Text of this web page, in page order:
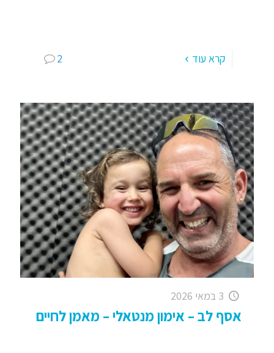
2
קרא עוד
3 במאי 2026
אסף לב – אימון מנטאלי – מאמן לחיים